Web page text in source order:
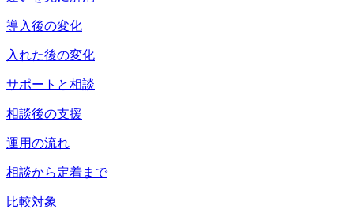
導入後の変化
入れた後の変化
サポートと相談
相談後の支援
運用の流れ
相談から定着まで
比較対象